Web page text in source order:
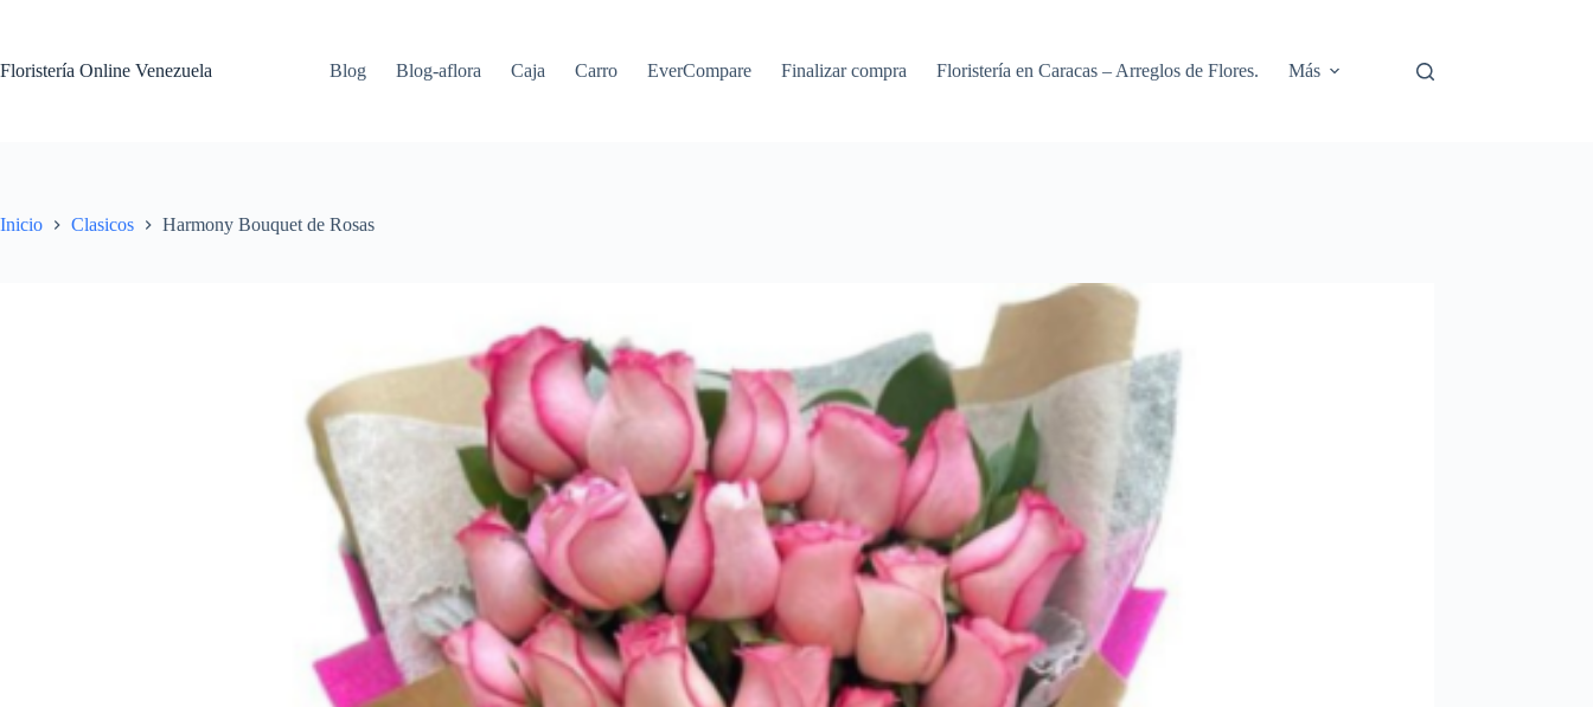
Floristería Online Venezuela Blog Blog-aflora Caja Carro EverCompare Finalizar compra Floristería en Caracas – Arreglos de Flores. Más
Inicio Clasicos Harmony Bouquet de Rosas